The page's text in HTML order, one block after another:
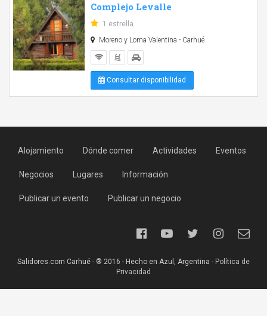
Complejo Levalle
1 estrella
Moreno y Loma Valentina - Carhué
Consultar disponibilidad
Alojamiento Dónde comer Actividades Eventos
Negocios Lugares Información
Publicar un evento Publicar un negocio
Salidores.com Carhué - ® 2016 - Hecho en Azul, Argentina - Política de
Privacidad